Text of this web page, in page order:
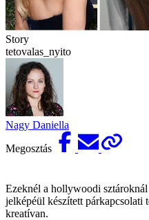
Story
tetovalas_nyito
Nagy Daniella
Megosztás
Ezeknél a hollywoodi
jelképéül készített párkapcsolati
kreatívan.